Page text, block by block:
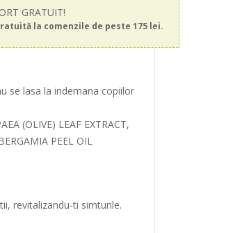
GRATUIT!
la comenzile de peste 175 lei.
energizandu-ti
si mentine subratul
se lasa la indemana copiilor
(OLIVE) LEAF EXTRACT,
PEEL OIL
revitalizandu-ti simturile.